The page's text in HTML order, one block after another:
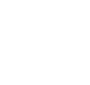
んで良かっ
頑張っていきます